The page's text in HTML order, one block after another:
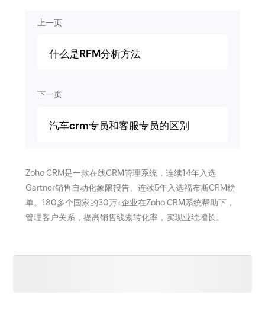
上一页
什么是RFM分析方法
下一页
汽车crm专员和客服专员的区别
Zoho CRM是一款在线CRM管理系统，连续14年入选
Gartner销售自动化象限报告、连续5年入选福布斯CRM榜
单。180多个国家的30万+企业在Zoho CRM系统帮助下，
管理客户关系，提高销售线索转化率，实现业绩增长。